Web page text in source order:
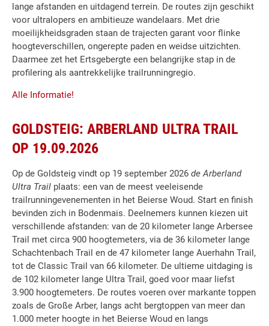
lange afstanden en uitdagend terrein. De routes zijn geschikt
voor ultralopers en ambitieuze wandelaars. Met drie
moeilijkheidsgraden staan de trajecten garant voor flinke
hoogteverschillen, ongerepte paden en weidse uitzichten.
Daarmee zet het Ertsgebergte een belangrijke stap in de
profilering als aantrekkelijke trailrunningregio.
Alle Informatie!
GOLDSTEIG: ARBERLAND ULTRA TRAIL
OP 19.09.2026
Op de Goldsteig vindt op 19 september 2026 de Arberland
Ultra Trailplaats: een van de meest veeleisende
trailrunningevenementen in het Beierse Woud. Start en finish
bevinden zich in Bodenmais. Deelnemers kunnen kiezen uit
verschillende afstanden: van de 20 kilometer lange Arbersee
Trail met circa 900 hoogtemeters, via de 36 kilometer lange
Schachtenbach Trail en de 47 kilometer lange Auerhahn Trail,
tot de Classic Trail van 66 kilometer. De ultieme uitdaging is
de 102 kilometer lange Ultra Trail, goed voor maar liefst
3.900 hoogtemeters. De routes voeren over markante toppen
zoals de Große Arber, langs acht bergtoppen van meer dan
1.000 meter hoogte in het Beierse Woud en langs